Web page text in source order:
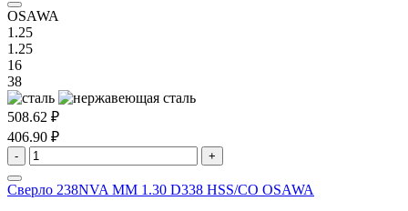
OSAWA
1.25
1.25
16
38
508.62 ₽
406.90 ₽
- +
Сверло 238NVA MM 1.30 D338 HSS/CO OSAWA